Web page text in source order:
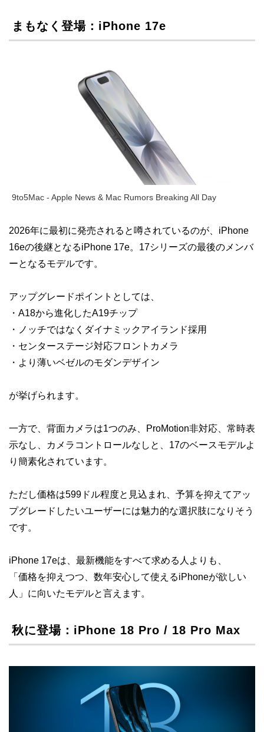
まもなく登場：iPhone 17e
9to5Mac - Apple News & Mac Rumors Breaking All Day
2026年に最初に発売されると噂されているのが、iPhone
16eの後継となるiPhone 17e。17シリーズの最後のメンバ
ーとなるモデルです。
アップグレードポイントとしては、
・A18から進化したA19チップ
・ノッチではなくダイナミックアイランド採用
・センターステージ対応フロントカメラ
・より薄いベゼルのモダンデザイン
が挙げられます。
一方で、背面カメラは1つのみ、ProMotion非対応、常時表
示なし、カメラコントロールなしと、17のベースモデルよ
り簡素化されています。
ただし価格は599ドル程度と見込まれ、予算を抑えてアッ
プグレードしたいユーザーには魅力的な選択肢になりそう
です。
iPhone 17eは、最新機能をすべて求める人よりも、
「価格を抑えつつ、数年安心して使えるiPhoneが欲しい
人」に向いたモデルと言えます。
秋に登場：iPhone 18 Pro / 18 Pro Max